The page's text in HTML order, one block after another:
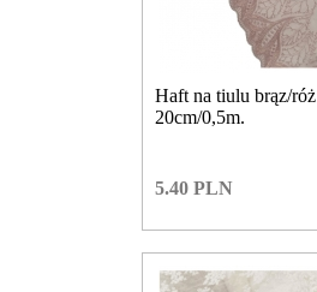
Haft na tiulu brąz/róż
20cm/0,5m.
5.40 PLN